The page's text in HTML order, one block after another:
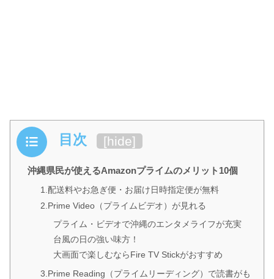
目次 [hide]
沖縄県民が使えるAmazonプライムのメリット10個
1.配送料やお急ぎ便・お届け日時指定便が無料
2.Prime Video（プライムビデオ）が見れる
プライム・ビデオで沖縄のエンタメライフが充実
台風の日の強い味方！
大画面で楽しむならFire TV Stickがおすすめ
3.Prime Reading（プライムリーディング）で読書がも